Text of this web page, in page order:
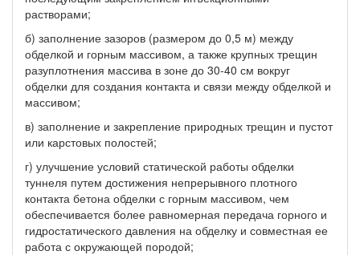
растворами;
б) заполнение зазоров (размером до 0,5 м) между
обделкой и горным массивом, а также крупных трещин
разуплотнения массива в зоне до 30-40 см вокруг
обделки для создания контакта и связи между обделкой и
массивом;
в) заполнение и закрепление природных трещин и пустот
или карстовых полостей;
г) улучшение условий статической работы обделки
туннеля путем достижения непрерывного плотного
контакта бетона обделки с горным массивом, чем
обеспечивается более равномерная передача горного и
гидростатического давления на обделку и совместная ее
работа с окружающей породой;